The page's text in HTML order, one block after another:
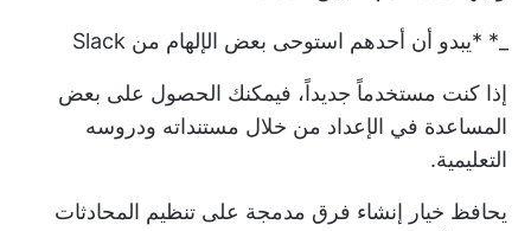
_* *يبدو أن أحدهم استوحى بعض الإلهام من Slack
إذا كنت مستخدماً جديداً، فيمكنك الحصول على بعض
المساعدة في الإعداد من خلال مستنداته ودروسه
التعليمية.
يحافظ خيار إنشاء فرق مدمجة على تنظيم المحادثات